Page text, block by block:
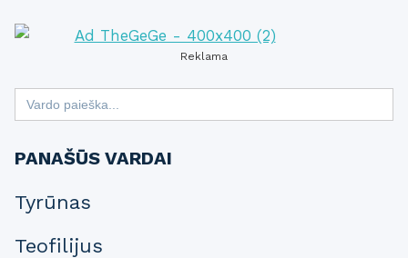
Reklama
Search
for:
PANAŠŪS VARDAI
Tyrūnas
Teofilijus